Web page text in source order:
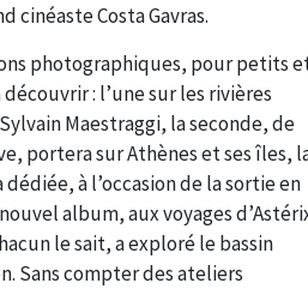
cinéaste Costa Gavras.
photographiques, pour petits
: l’une sur les rivières
Maestraggi, la seconde, de
portera sur Athènes et ses îles,
à l’occasion de la sortie en
album, aux voyages
le sait, a exploré le bassin
Sans compter des ateliers